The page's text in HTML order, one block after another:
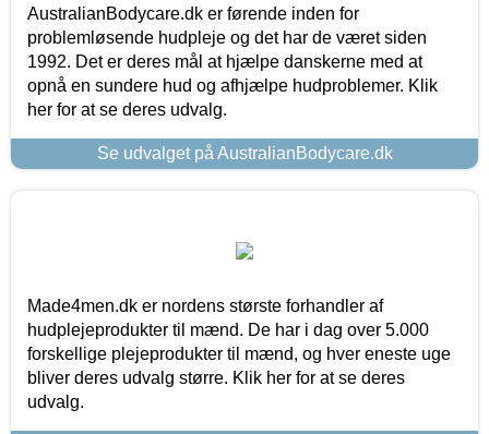
AustralianBodycare.dk er førende inden for
problemløsende hudpleje og det har de været siden
1992. Det er deres mål at hjælpe danskerne med at
opnå en sundere hud og afhjælpe hudproblemer. Klik
her for at se deres udvalg.
Se udvalget på AustralianBodycare.dk
Made4men.dk er nordens største forhandler af
hudplejeprodukter til mænd. De har i dag over 5.000
forskellige plejeprodukter til mænd, og hver eneste uge
bliver deres udvalg større. Klik her for at se deres
udvalg.